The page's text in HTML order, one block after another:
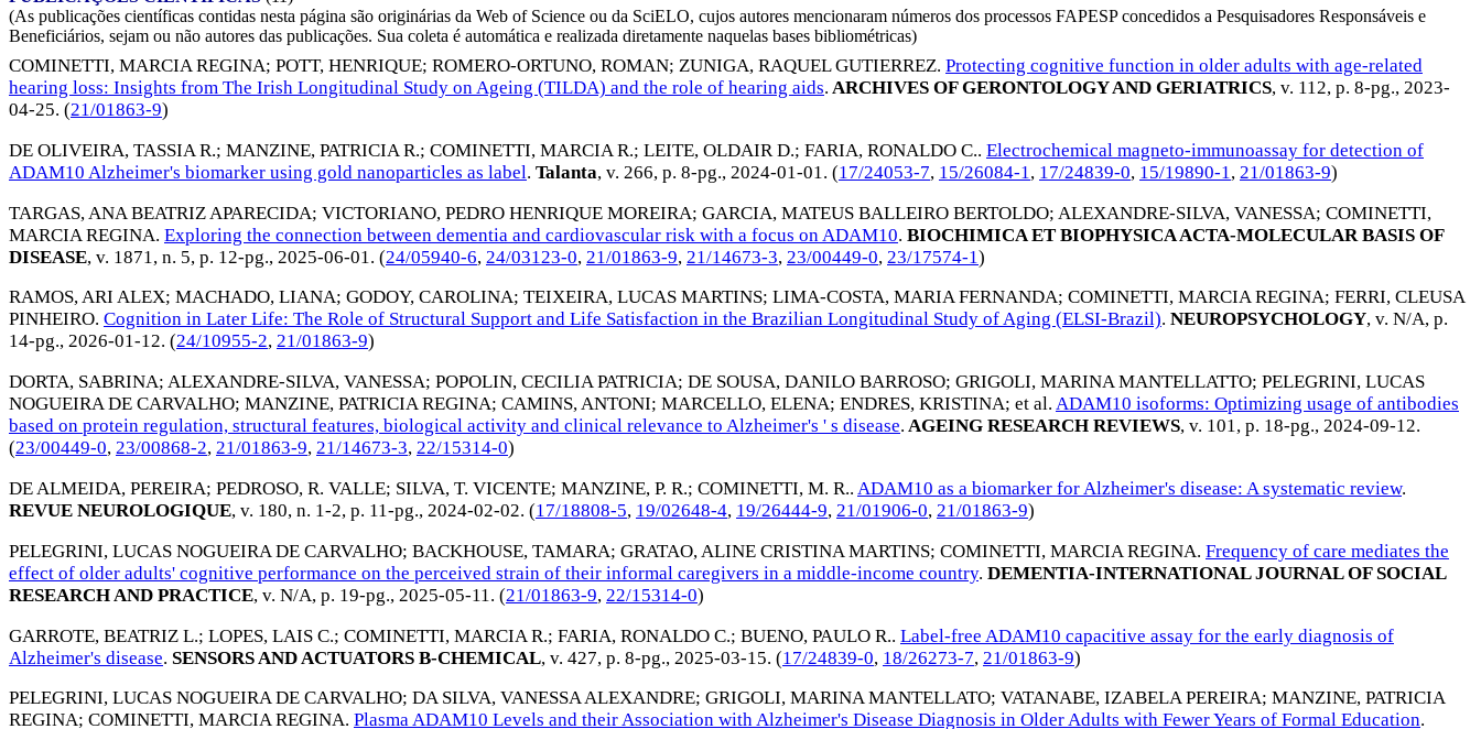
(As publicações científicas contidas nesta página são originárias da Web of Science ou da SciELO, cujos autores mencionaram números dos processos FAPESP concedidos a Pesquisadores Responsáveis e
Beneficiários, sejam ou não autores das publicações. Sua coleta é automática e realizada diretamente naquelas bases bibliométricas)
COMINETTI, MARCIA REGINA; POTT, HENRIQUE; ROMERO-ORTUNO, ROMAN; ZUNIGA, RAQUEL GUTIERREZ. Protecting cognitive function in older adults with age-related
hearing loss: Insights from The Irish Longitudinal Study on Ageing (TILDA) and the role of hearing aids. ARCHIVES OF GERONTOLOGY AND GERIATRICS, v. 112, p. 8-pg., 2023-
04-25. (21/01863-9)
DE OLIVEIRA, TASSIA R.; MANZINE, PATRICIA R.; COMINETTI, MARCIA R.; LEITE, OLDAIR D.; FARIA, RONALDO C.. Electrochemical magneto-immunoassay for detection of
ADAM10 Alzheimer's biomarker using gold nanoparticles as label. Talanta, v. 266, p. 8-pg., 2024-01-01. (17/24053-7, 15/26084-1, 17/24839-0, 15/19890-1, 21/01863-9)
TARGAS, ANA BEATRIZ APARECIDA; VICTORIANO, PEDRO HENRIQUE MOREIRA; GARCIA, MATEUS BALLEIRO BERTOLDO; ALEXANDRE-SILVA, VANESSA; COMINETTI,
MARCIA REGINA. Exploring the connection between dementia and cardiovascular risk with a focus on ADAM10. BIOCHIMICA ET BIOPHYSICA ACTA-MOLECULAR BASIS OF
DISEASE, v. 1871, n. 5, p. 12-pg., 2025-06-01 . (24/05940-6, 24/03123-0, 21/01863-9, 21/14673-3, 23/00449-0, 23/17574-1)
RAMOS, ARI ALEX; MACHADO, LIANA; GODOY, CAROLINA; TEIXEIRA, LUCAS MARTINS; LIMA-COSTA, MARIA FERNANDA; COMINETTI, MARCIA REGINA; FERRI, CLEUSA
PINHEIRO. Cognition in Later Life: The Role of Structural Support and Life Satisfaction in the Brazilian Longitudinal Study of Aging (ELSI-Brazil). NEUROPSYCHOLOGY, v. N/A, p.
14-pg., 2026-01-12. (24/10955-2, 21/01863-9)
DORTA, SABRINA; ALEXANDRE-SILVA, VANESSA; POPOLIN, CECILIA PATRICIA; DE SOUSA, DANILO BARROSO; GRIGOLI, MARINA MANTELLATTO; PELEGRINI, LUCAS
NOGUEIRA DE CARVALHO; MANZINE, PATRICIA REGINA; CAMINS, ANTONI; MARCELLO, ELENA; ENDRES, KRISTINA; et al. ADAM10 isoforms: Optimizing usage of antibodies
based on protein regulation, structural features, biological activity and clinical relevance to Alzheimer's ' s disease. AGEING RESEARCH REVIEWS, v. 101, p. 18-pg., 2024-09-12.
(23/00449-0, 23/00868-2, 21/01863-9, 21/14673-3, 22/15314-0)
DE ALMEIDA, PEREIRA; PEDROSO, R. VALLE; SILVA, T. VICENTE; MANZINE, P. R.; COMINETTI, M. R.. ADAM10 as a biomarker for Alzheimer's disease: A systematic review.
REVUE NEUROLOGIQUE, v. 180, n. 1-2, p. 11-pg., 2024-02-02. (17/18808-5, 19/02648-4, 19/26444-9, 21/01906-0, 21/01863-9)
PELEGRINI, LUCAS NOGUEIRA DE CARVALHO; BACKHOUSE, TAMARA; GRATAO, ALINE CRISTINA MARTINS; COMINETTI, MARCIA REGINA. Frequency of care mediates the
effect of older adults' cognitive performance on the perceived strain of their informal caregivers in a middle-income country. DEMENTIA-INTERNATIONAL JOURNAL OF SOCIAL
RESEARCH AND PRACTICE, v. N/A, p. 19-pg., 2025-05-11 . (21/01863-9, 22/15314-0)
GARROTE, BEATRIZ L.; LOPES, LAIS C.; COMINETTI, MARCIA R.; FARIA, RONALDO C.; BUENO, PAULO R.. Label-free ADAM10 capacitive assay for the early diagnosis of
Alzheimer's disease. SENSORS AND ACTUATORS B-CHEMICAL, v. 427, p. 8-pg., 2025-03-15. (17/24839-0, 18/26273-7, 21/01863-9)
PELEGRINI, LUCAS NOGUEIRA DE CARVALHO; DA SILVA, VANESSA ALEXANDRE; GRIGOLI, MARINA MANTELLATO; VATANABE, IZABELA PEREIRA; MANZINE, PATRICIA
REGINA; COMINETTI, MARCIA REGINA. Plasma ADAM10 Levels and their Association with Alzheimer's Disease Diagnosis in Older Adults with Fewer Years of Formal Education.